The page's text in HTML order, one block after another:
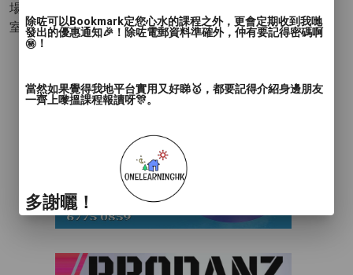
場地租借服務 - 瑜伽室
室內運動 - 瑜伽- 空中瑜伽 地面瑜伽 普拉提
除咗可以Bookmark定您心水的課程之外，更會定期收到我哋
發出的優惠通知🎉！除咗電郵資料準確外，仲有要記得密碼啊
㊙️！
當然如果覺得我地平台實用又好睇🥇，都要記得介紹身邊朋友
一齊上嚟搵課程報讀呀🎊。
多謝曬！